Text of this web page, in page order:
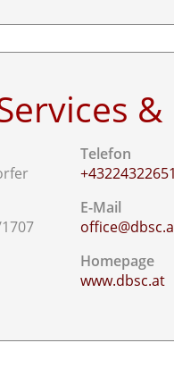
Telefon
+43224322651
E-Mail
Homepage
www.dbsc.at